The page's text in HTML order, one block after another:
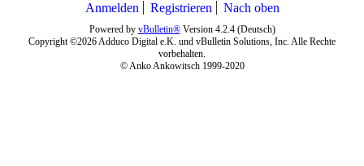
Anmelden Registrieren Nach oben
Powered by vBulletin®Version 4.2.4 (Deutsch)
Copyright ©2026 Adduco Digital e.K. und vBulletin Solutions, Inc. Alle Rechte
vorbehalten.
© Anko Ankowitsch 1999-2020